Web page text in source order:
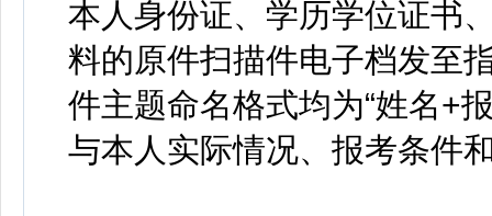
本人身份证、学历学位证书
料的原件扫描件电子档发至
件主题命名格式均为“姓名+
与本人实际情况、报考条件